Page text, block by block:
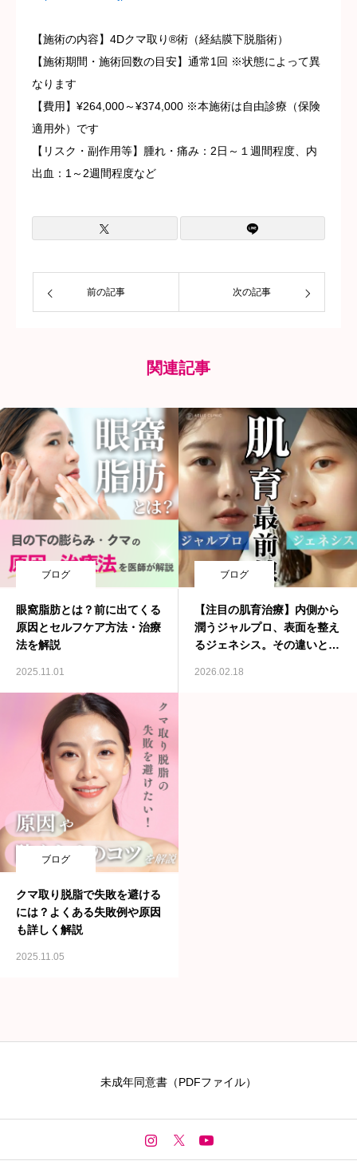
【施術の内容】4Dクマ取り®︎術（経結膜下脱脂術）
【施術期間・施術回数の目安】通常1回 ※状態によって異
なります
【費用】¥264,000～¥374,000 ※本施術は自由診療（保険
適用外）です
【リスク・副作用等】腫れ・痛み：2日～１週間程度、内
出血：1～2週間程度など
前の記事 次の記事
関連記事
ブログ
眼窩脂肪とは？前に出てくる
原因とセルフケア方法・治療
法を解説
2025.11.01
ブログ
【注目の肌育治療】内側から
潤うジャルプロ、表面を整え
るジェネシス。その違いと相
2026.02.18
ブログ
クマ取り脱脂で失敗を避ける
には？よくある失敗例や原因
も詳しく解説
2025.11.05
未成年同意書（PDFファイル）